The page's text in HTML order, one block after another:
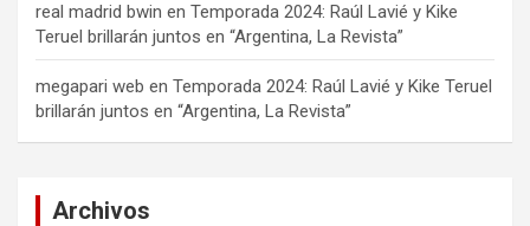
real madrid bwin en Temporada 2024: Raúl Lavié y Kike
Teruel brillarán juntos en “Argentina, La Revista”
megapari web en Temporada 2024: Raúl Lavié y Kike Teruel
brillarán juntos en “Argentina, La Revista”
Archivos